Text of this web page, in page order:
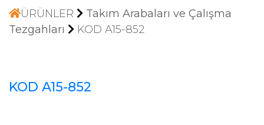
ÜRÜNLER
Takım Arabaları ve Çalışma
Tezgahları
KOD A15-852
KOD A15-852